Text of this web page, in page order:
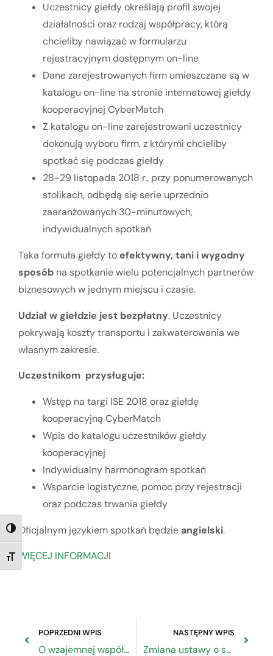
TOGGLE HIGH CONTRAST
TOGGLE FONT SIZE
Uczestnicy giełdy określają profil swojej
działalności oraz rodzaj współpracy, którą
chcieliby nawiązać w formularzu
rejestracyjnym dostępnym on-line
Dane zarejestrowanych firm umieszczane są w
katalogu on-line na stronie internetowej giełdy
kooperacyjnej CyberMatch
Z katalogu on-line zarejestrowani uczestnicy
dokonują wyboru firm, z którymi chcieliby
spotkać się podczas giełdy
28-29 listopada 2018 r., przy ponumerowanych
stolikach, odbędą się serie uprzednio
zaaranżowanych 30-minutowych,
indywidualnych spotkań
Taka formuła giełdy to efektywny, tani i wygodny
sposób na spotkanie wielu potencjalnych partnerów
biznesowych w jednym miejscu i czasie.
Udział w giełdzie jest bezpłatny. Uczestnicy
pokrywają koszty transportu i zakwaterowania we
własnym zakresie.
Uczestnikom przysługuje:
Wstęp na targi ISE 2018 oraz giełdę
kooperacyjną CyberMatch
Wpis do katalogu uczestników giełdy
kooperacyjnej
Indywidualny harmonogram spotkań
Wsparcie logistyczne, pomoc przy rejestracji
oraz podczas trwania giełdy
Oficjalnym językiem spotkań będzie angielski.
WIĘCEJ INFORMACJI
POPRZEDNI WPIS
O wzajemnej współpracy firm rodzinnych
NASTĘPNY WPIS
Zmiana ustawy o systemie ubezpieczeń społecznych